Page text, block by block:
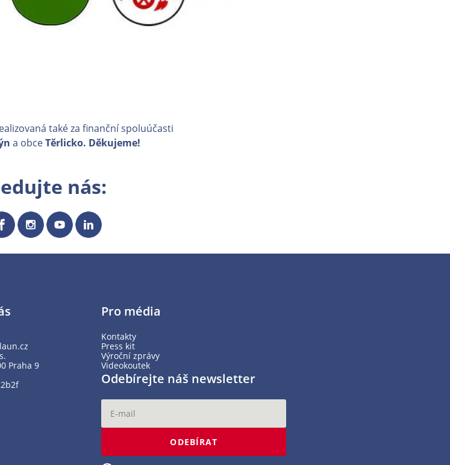
také za finanční spoluúčasti
a obceTěrlicko. Děkujeme!
nás:
Praha 9
Pro média
Kontakty
Press kit
Výroční zprávy
Videokoutek
Odebírejte náš newsletter
ODEBÍRAT